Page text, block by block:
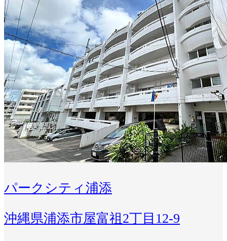
パークシティ浦添
沖縄県浦添市屋富祖2丁目12-9